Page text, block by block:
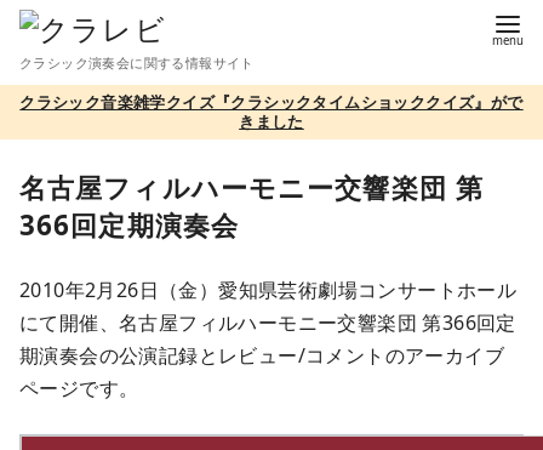
テ
ツ
クラシック演奏会に関する情報サイト
クラシック音楽雑学クイズ『クラシックタイムショッククイズ』がで
きました
名古屋フィルハーモニー交響楽団 第
366回定期演奏会
2010年2月26日（金）愛知県芸術劇場コンサートホール
にて開催、名古屋フィルハーモニー交響楽団 第366回定
期演奏会の公演記録とレビュー/コメントのアーカイブ
ページです。